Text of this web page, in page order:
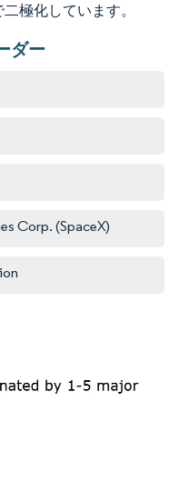
極化しています。
ダー
Corp. (SpaceX)